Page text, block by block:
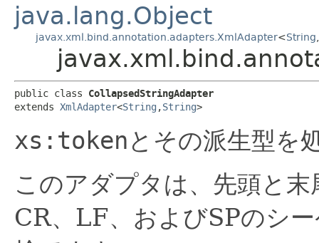
java.lang.Object
javax.xml.bind.annotation.adapters.XmlAdapter<String,
public class CollapsedStringAdapter
extends XmlAdapter<String ,String>
xs:token とその派生型を
このアダプタは、先頭と
CR、LF、およびSPのシ